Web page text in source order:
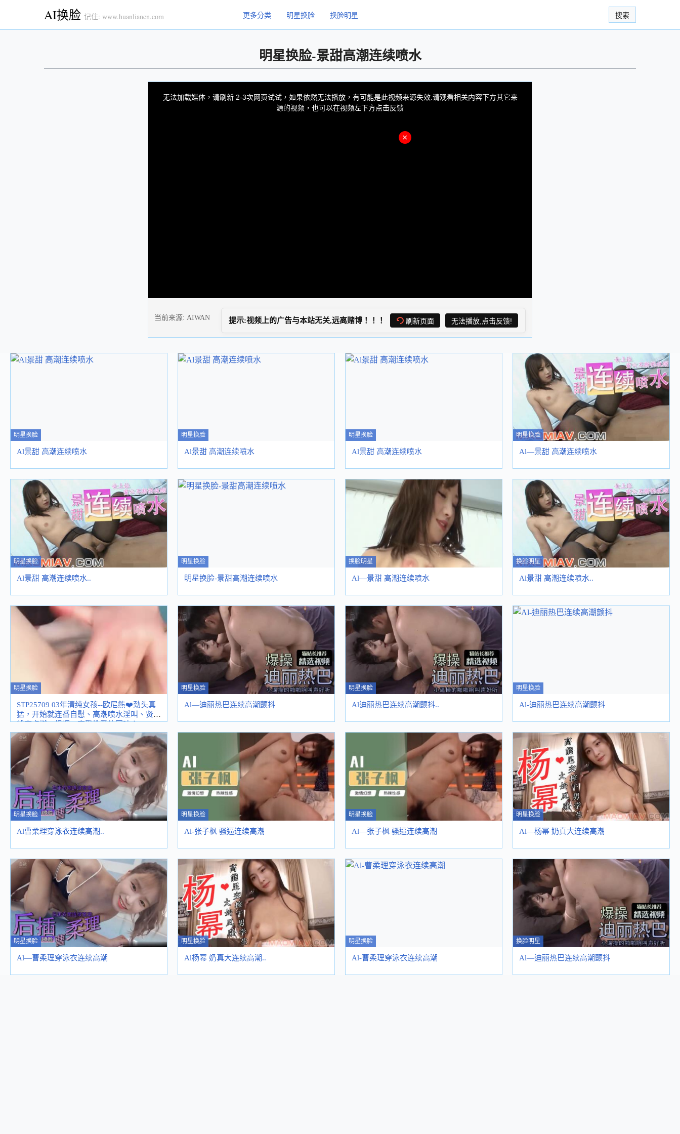
AI换脸 记住: www.huanliancn.com 更多分类 明星换脸 换脸明星 搜索
明星换脸-景甜高潮连续喷水
无法加载媒体，请刷新 2-3次网页试试，如果依然无法播放，有可能是此视频来源失效.请观看相关内容下方其它来
源的视频，也可以在视频左下方点击反馈
×
当前来源: AIWAN 提示:视频上的广告与本站无关,远离赌博！！！ 刷新页面 无法播放,点击反馈!
明星换脸
Al景甜 高潮连续喷水
明星换脸
Al景甜 高潮连续喷水
明星换脸
Al景甜 高潮连续喷水
明星换脸
Al—景甜 高潮连续喷水
明星换脸
Al景甜 高潮连续喷水..
明星换脸
明星换脸-景甜高潮连续喷水
换脸明星
Al—景甜 高潮连续喷水
换脸明星
Al景甜 高潮连续喷水..
明星换脸
STP25709 03年清纯女孩--欧尼熊❤️劲头真
猛，开始就连番自慰、高潮喷水淫叫、贤者
状态点燃一根烟，享受性爱的回味！
~STP25709
明星换脸
Al—迪丽热巴连续高潮颤抖
明星换脸
Al迪丽热巴连续高潮颤抖..
明星换脸
Al-迪丽热巴连续高潮颤抖
明星换脸
Al曹柔理穿泳衣连续高潮..
明星换脸
Al-张子枫 骚逼连续高潮
明星换脸
Al—张子枫 骚逼连续高潮
明星换脸
Al—杨幂 奶真大连续高潮
明星换脸
Al—曹柔理穿泳衣连续高潮
明星换脸
Al杨幂 奶真大连续高潮..
明星换脸
Al-曹柔理穿泳衣连续高潮
换脸明星
Al—迪丽热巴连续高潮颤抖